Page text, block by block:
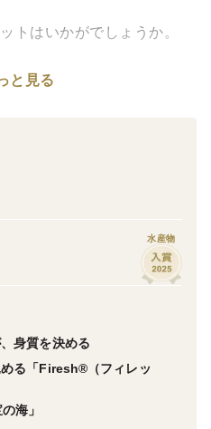
トはいかがでしょうか。
草にある御所浦島という離
、餌にこだわり、管理の行
を取り扱っております。
が凝縮されており、年間を
す。
すので鮮度も抜群。とても
す。
と見る
水産物
身質を決める
る「Firesh®（フィレッ
海」